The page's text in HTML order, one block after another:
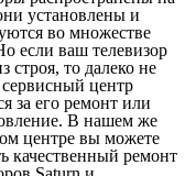
установлены и
во множестве
если ваш телевизор
строя, то далеко не
центр
за его ремонт или
В нашем же
центре вы можете
качественный ремонт